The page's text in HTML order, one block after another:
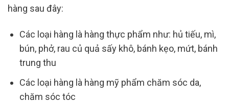
hàng sau đây:
Các loại hàng là hàng thực phẩm như: hủ tiếu, mì,
bún, phở, rau củ quả sấy khô, bánh kẹo, mứt, bánh
trung thu
Các loại hàng là hàng mỹ phẩm chăm sóc da,
chăm sóc tóc